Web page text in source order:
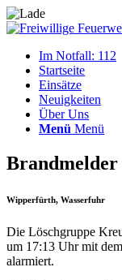
Im Notfall: 112
Startseite
Einsätze
Neuigkeiten
Über Uns
Menü Menü
Brandmelder
Wipperfürth, Wasserfuhr
Die Löschgruppe
um 17:13 Uhr mit
alarmiert.